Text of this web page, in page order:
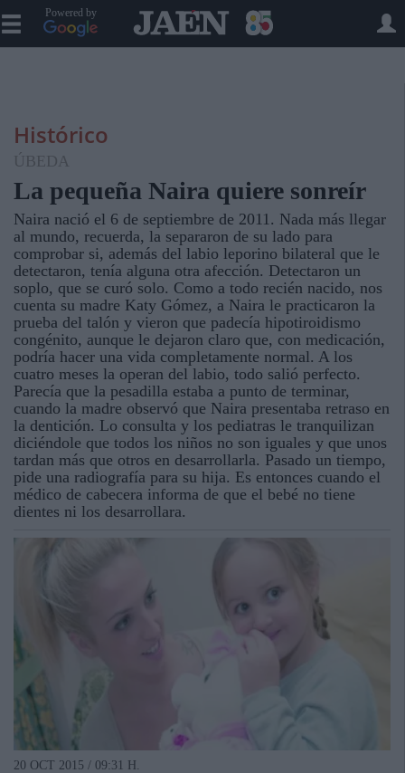
Powered by
Histórico
ÚBEDA
La pequeña Naira quiere sonreír
Naira nació el 6 de septiembre de 2011. Nada más llegar
al mundo, recuerda, la separaron de su lado para
comprobar si, además del labio leporino bilateral que le
detectaron, tenía alguna otra afección. Detectaron un
soplo, que se curó solo. Como a todo recién nacido, nos
cuenta su madre Katy Gómez, a Naira le practicaron la
prueba del talón y vieron que padecía hipotiroidismo
congénito, aunque le dejaron claro que, con medicación,
podría hacer una vida completamente normal. A los
cuatro meses la operan del labio, todo salió perfecto.
Parecía que la pesadilla estaba a punto de terminar,
cuando la madre observó que Naira presentaba retraso en
la dentición. Lo consulta y los pediatras le tranquilizan
diciéndole que todos los niños no son iguales y que unos
tardan más que otros en desarrollarla. Pasado un tiempo,
pide una radiografía para su hija. Es entonces cuando el
médico de cabecera informa de que el bebé no tiene
dientes ni los desarrollara.
20 OCT 2015 / 09:31 H.